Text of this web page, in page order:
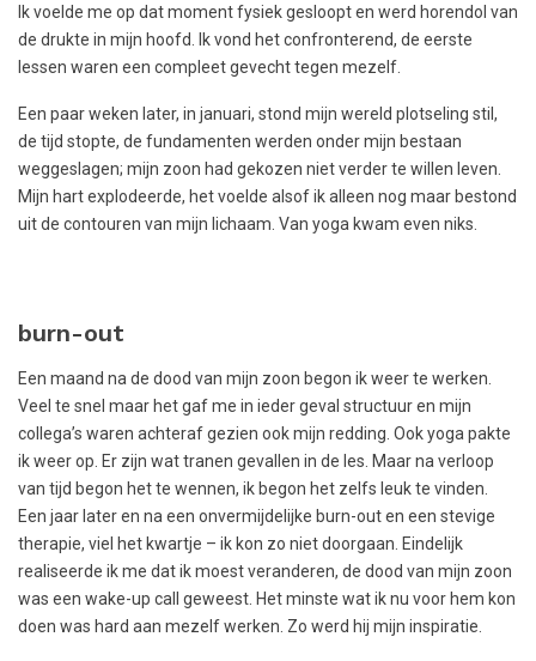
Ik voelde me op dat moment fysiek gesloopt en werd horendol van
de drukte in mijn hoofd. Ik vond het confronterend, de eerste
lessen waren een compleet gevecht tegen mezelf.
Een paar weken later, in januari, stond mijn wereld plotseling stil,
de tijd stopte, de fundamenten werden onder mijn bestaan
weggeslagen; mijn zoon had gekozen niet verder te willen leven.
Mijn hart explodeerde, het voelde alsof ik alleen nog maar bestond
uit de contouren van mijn lichaam. Van yoga kwam even niks.
burn-out
Een maand na de dood van mijn zoon begon ik weer te werken.
Veel te snel maar het gaf me in ieder geval structuur en mijn
collega’s waren achteraf gezien ook mijn redding. Ook yoga pakte
ik weer op. Er zijn wat tranen gevallen in de les. Maar na verloop
van tijd begon het te wennen, ik begon het zelfs leuk te vinden.
Een jaar later en na een onvermijdelijke burn-out en een stevige
therapie, viel het kwartje – ik kon zo niet doorgaan. Eindelijk
realiseerde ik me dat ik moest veranderen, de dood van mijn zoon
was een wake-up call geweest. Het minste wat ik nu voor hem kon
doen was hard aan mezelf werken. Zo werd hij mijn inspiratie.